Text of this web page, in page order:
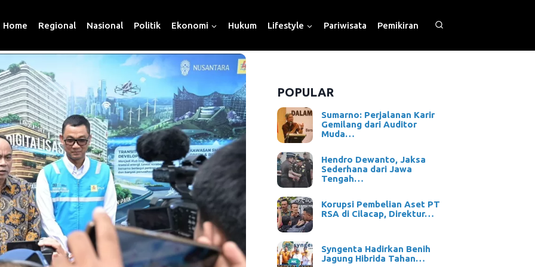
Home Regional Nasional Politik Ekonomi Hukum Lifestyle Pariwisata Pemikiran
POPULAR
Sumarno: Perjalanan Karir
Gemilang dari Auditor
Muda…
Hendro Dewanto, Jaksa
Sederhana dari Jawa
Tengah…
Korupsi Pembelian Aset PT
RSA di Cilacap, Direktur…
Syngenta Hadirkan Benih
Jagung Hibrida Tahan…